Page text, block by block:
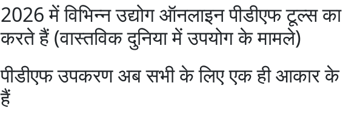
2026 में विभिन्न उद्योग ऑनलाइन पीडीएफ टूल्स
करते हैं (वास्तविक दुनिया में उपयोग के मामले)
पीडीएफ उपकरण अब सभी के लिए एक ही आकार के
हैं